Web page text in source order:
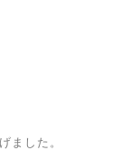
ました。